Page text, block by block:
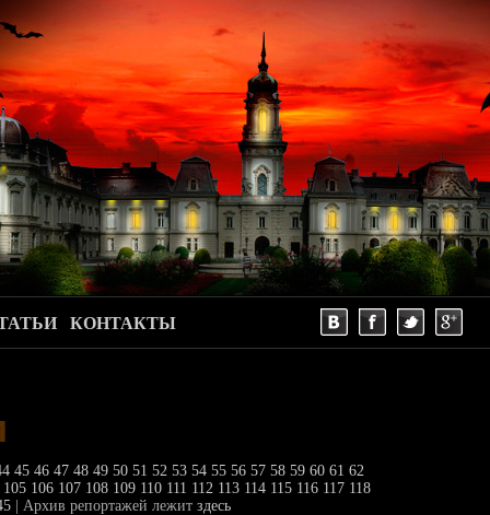
КОНТАКТЫ
45 46 47 48 49 50 51 52 53 54 55 56 57 58 59 60 61 62
105 106 107 108 109 110 111 112 113 114 115 116 117 118
| Архив репортажей лежитздесь